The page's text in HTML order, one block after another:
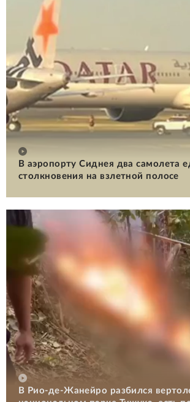
В аэропорту Сиднея два самолета
столкновения на взлетной полосе
В Рио-де-Жанейро разбился